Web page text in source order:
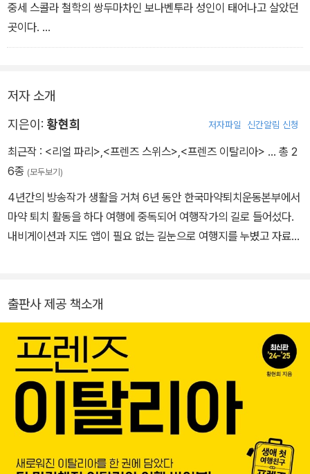
중세 스콜라 철학의 쌍두마차인 보나벤투라 성인이 태어나고 살았던
곳이다.
부드러운 질감의 응희암 지대가 풍화작용과 지진으로 조금씩 무너지
저자 소개
지은이: 황현희 저자파일 신간알림 신청
최근작 : <리얼 파리>,<프렌즈 스위스>,<프렌즈 이탈리아> … 총 2
6종 (모두보기)
4년간의 방송작가 생활을 거쳐 6년 동안 한국마약퇴치운동본부에서
마약 퇴치 활동을 하다 여행에 중독되어 여행작가의 길로 들어섰다.
내비게이션과 지도 앱이 필요 없는 길눈으로 여행지를 누볐고 자료
지에 여행기를 기고하고, 여기저기서 여행 수다를 떨며 여행 바이러
스를 전파하고 있다. 저서로는 《프렌즈 스위스》, 《프렌즈 이탈리아》,
《7박 8일 피렌체》, 《프렌즈 유럽》, 그리고 이 책 《리얼 파리》가 있
다. 블로그 blog.naver.com/hacelluvia 인스타그램 @hyuneese
ra
출판사 제공 책소개